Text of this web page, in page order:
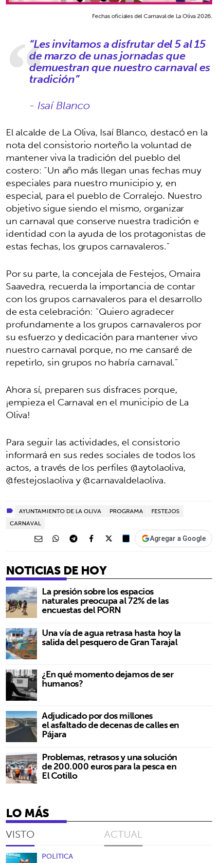
Fechas oficiales del Carnaval de La Oliva 2026.
“Les invitamos a disfrutar del 5 al 15
de marzo de unas jornadas que
demuestran que nuestro carnaval es
tradición”
- Isaí Blanco
El alcalde de La Oliva, Isaí Blanco, destacó en la
nota del consistorio norteño la voluntad de
mantener viva la tradición del pueblo del
costero: “Un año más llegan unas fechas muy
especiales para nuestro municipio y, en
especial, para el pueblo de Corralejo. Nuestro
objetivo sigue siendo el mismo, organizar
un carnaval que conserve nuestra tradición e
identidad con la ayuda de los protagonistas de
estas fechas, los grupos carnavaleros.”
Por su parte, la concejala de Festejos, Omaira
Saavedra, recuerda la importancia de contar
con los grupos carnavaleros para el desarrollo
de esta celebración: “Quiero agradecer
profundamente a los grupos carnavaleros por
su esfuerzo y dedicación para mantener vivo
nuestro carnaval porque, no me cansaré de
repetirlo, sin grupos no habría carnaval.”
Ahora sí, preparen sus disfraces porque,
¡empieza el Carnaval en el municipio de La
Oliva!
Para seguir las actividades, el consistorio
informará en sus redes sociales de todos los
actos, a través de los perfiles @aytolaoliva,
@festejoslaoliva y @carnavaldelaoliva.
AYUNTAMIENTO DE LA OLIVA PROGRAMA
FESTEJOS
CARNAVAL
Agregar a Google
NOTICIAS DE HOY
La presión sobre los espacios
naturales preocupa al 72% de las
encuestas del PORN
Una vía de agua retrasa hasta hoy la
salida del pesquero de Gran Tarajal
¿En qué momento dejamos de ser
humanos?
Adjudicado por dos millones
el asfaltado de decenas de calles en
Pájara
Problemas, retrasos y una solución
de 200.000 euros para la pesca en
El Cotillo
LO MÁS
VISTO ACTUAL
POLÍTICA